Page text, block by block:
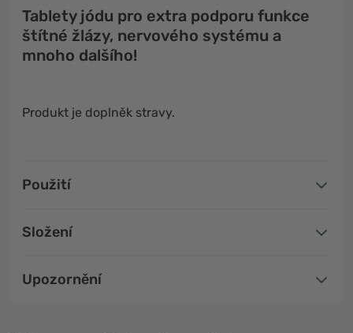
Tablety jódu pro extra podporu funkce
štítné žlázy, nervového systému a
mnoho dalšího!
Produkt je doplněk stravy.
Použití
Složení
Upozornění